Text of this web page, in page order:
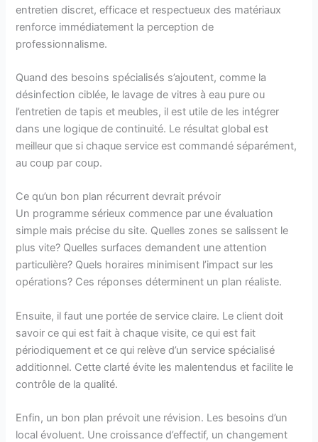
entretien discret, efficace et respectueux des matériaux
renforce immédiatement la perception de
professionnalisme.
Quand des besoins spécialisés s’ajoutent, comme la
désinfection ciblée, le lavage de vitres à eau pure ou
l’entretien de tapis et meubles, il est utile de les intégrer
dans une logique de continuité. Le résultat global est
meilleur que si chaque service est commandé séparément,
au coup par coup.
Ce qu’un bon plan récurrent devrait prévoir
Un programme sérieux commence par une évaluation
simple mais précise du site. Quelles zones se salissent le
plus vite? Quelles surfaces demandent une attention
particulière? Quels horaires minimisent l’impact sur les
opérations? Ces réponses déterminent un plan réaliste.
Ensuite, il faut une portée de service claire. Le client doit
savoir ce qui est fait à chaque visite, ce qui est fait
périodiquement et ce qui relève d’un service spécialisé
additionnel. Cette clarté évite les malentendus et facilite le
contrôle de la qualité.
Enfin, un bon plan prévoit une révision. Les besoins d’un
local évoluent. Une croissance d’effectif, un changement